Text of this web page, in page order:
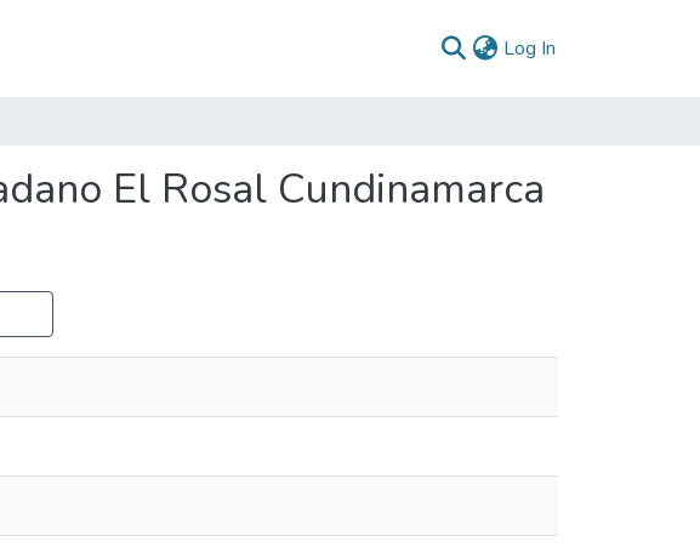
Log In
El Rosal Cundinamarca